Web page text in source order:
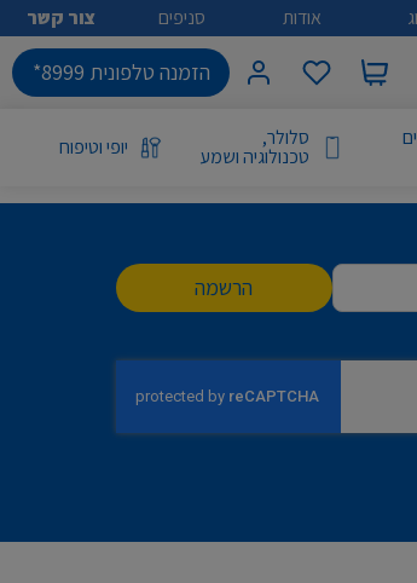
אודות סניפים צור קשר
הזמנה טלפונית 8999*
סלולר,
טכנולוגיה ושמע יופי וטיפוח
הרשמה